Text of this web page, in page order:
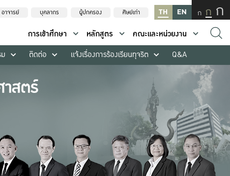
อาจารย์ บุคลากร ผู้ปกครอง ศิษย์เก่า TH EN ก ก ก
การเข้าศึกษา หลักสูตร
คณะและหน่วยงาน
ติดต่อ แจ้งเรื่องการร้องเรียนทุจริต Q&A